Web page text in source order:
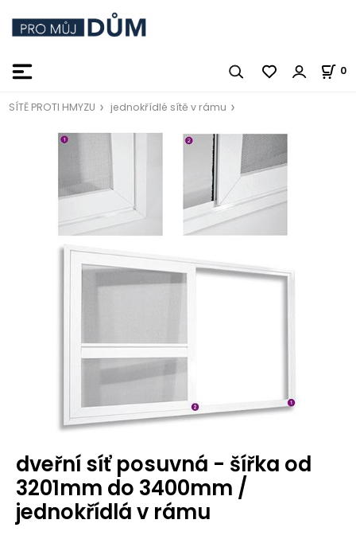
0
SÍTĚ PROTI HMYZU jednokřídlé sítě v rámu
dveřní síť posuvná - šířka od
3201mm do 3400mm /
jednokřídlá v rámu